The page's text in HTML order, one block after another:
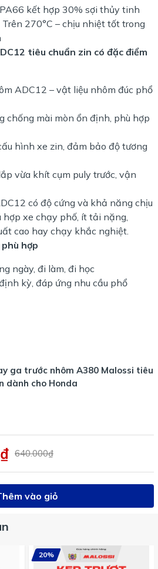
kết hợp 30% sợi thủy tinh
270°C – chịu nhiệt tốt trong
tiêu chuẩn zin có đặc điểm
ADC12 – vật liệu nhôm đúc phổ
chống mài mòn ổn định, phù hợp
hình xe zin, đảm bảo độ tương
vừa khít cụm puly trước, vận
có độ cứng và khả năng chịu
xe chạy phố, ít tải nặng,
cao hay chạy khắc nghiệt.
hợp
ngày, đi làm, đi học
kỳ, đáp ứng nhu cầu phổ
ga trước nhôm A380 Malossi tiêu
dành cho Honda
640.000₫
vào giỏ
20%